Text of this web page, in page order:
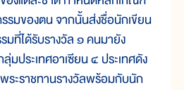
มของตน จากนั้นส่งชื่อนักเขียน
มที่ได้รับรางวัล ๑ คนมายัง
มประเทศอาเซียน ๔ ประเทศดัง
ระราชทานรางวัลพร้อมกับนัก